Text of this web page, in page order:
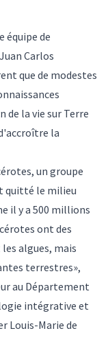
équipe de
Carlos
que de modestes
de la vie sur Terre
la
un groupe
quitté le milieu
il y a 500 millions
ont des
algues, mais
terrestres»,
au Département
intégrative et
Louis-Marie de